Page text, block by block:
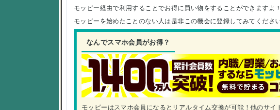
モッピー経由で利用することでお得に買い物をすることができますよ！
モッピーを始めたことのない人は是非この機会に登録してみてくださ
なんでスマホ会員がお得？
モッピーはスマホ会員になるとリアルタイム交換が可能！他のサ